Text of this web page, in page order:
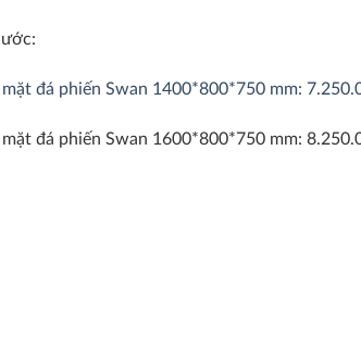
mặt đá phiến Swan 1400*800*750 mm:
mặt đá phiến Swan 1600*800*750 mm: